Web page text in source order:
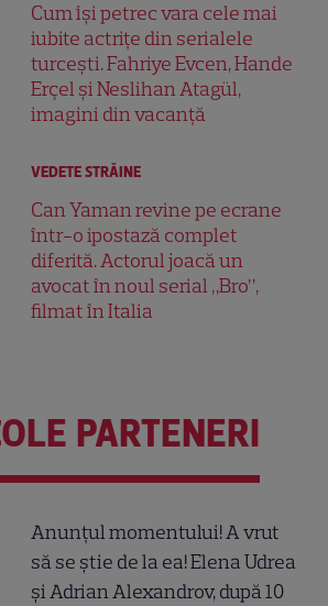
Cum își petrec vara cele mai
iubite actrițe din serialele
turcești. Fahriye Evcen, Hande
Erçel și Neslihan Atagül,
imagini din vacanță
VEDETE STRĂINE
Can Yaman revine pe ecrane
într-o ipostază complet
diferită. Actorul joacă un
avocat în noul serial „Bro”,
filmat în Italia
PARTENERI
Anunțul momentului! A vrut
să se știe de la ea! Elena Udrea
și Adrian Alexandrov, după 10